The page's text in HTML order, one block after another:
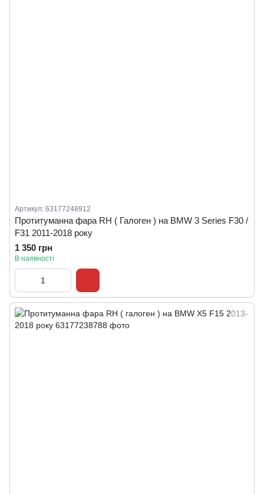
Артикул: 63177248912
Протитуманна фара RH ( Галоген ) на BMW 3 Series F30 /
F31 2011-2018 року
1 350 грн
В наявності